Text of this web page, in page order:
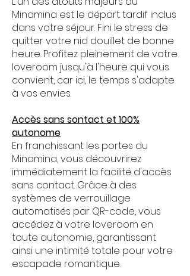
Minamina est le départ tardif inclus
dans votre séjour. Fini le stress de
quitter votre nid douillet de bonne
heure. Profitez pleinement de votre
loveroom jusqu'à l'heure qui vous
convient, car ici, le temps s'adapte
à vos envies.
Accès sans sontact et 100%
autonome
En franchissant les portes du
Minamina, vous découvrirez
immédiatement la facilité d'accès
sans contact. Grâce à des
systèmes de verrouillage
automatisés par QR-code, vous
accédez à votre loveroom en
toute autonomie, garantissant
ainsi une intimité totale pour votre
escapade romantique.